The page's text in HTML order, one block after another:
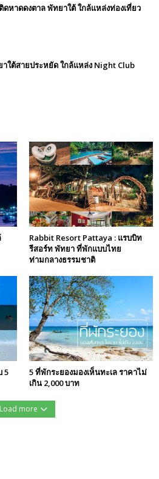
ดหาดดงตาล พัทยาใต้ ใกล้แหล่งท่องเที่ยว
ใต้สายประหยัด ใกล้แหล่ง Night Club
Rabbit Resort Pattaya : แรบบิท
รีสอร์ท พัทยา ที่พักแบบไทย
ท่ามกลางธรรมชาติ
5
5 ที่พักระยองมองเห็นทะเล ราคาไม่
เกิน 2,000 บาท
Load more